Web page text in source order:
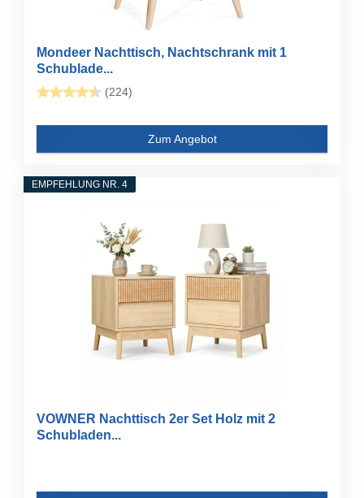
Mondeer Nachttisch, Nachtschrank mit 1
Schublade...
(224)
Zum Angebot
EMPFEHLUNG NR. 4
VOWNER Nachttisch 2er Set Holz mit 2
Schubladen...